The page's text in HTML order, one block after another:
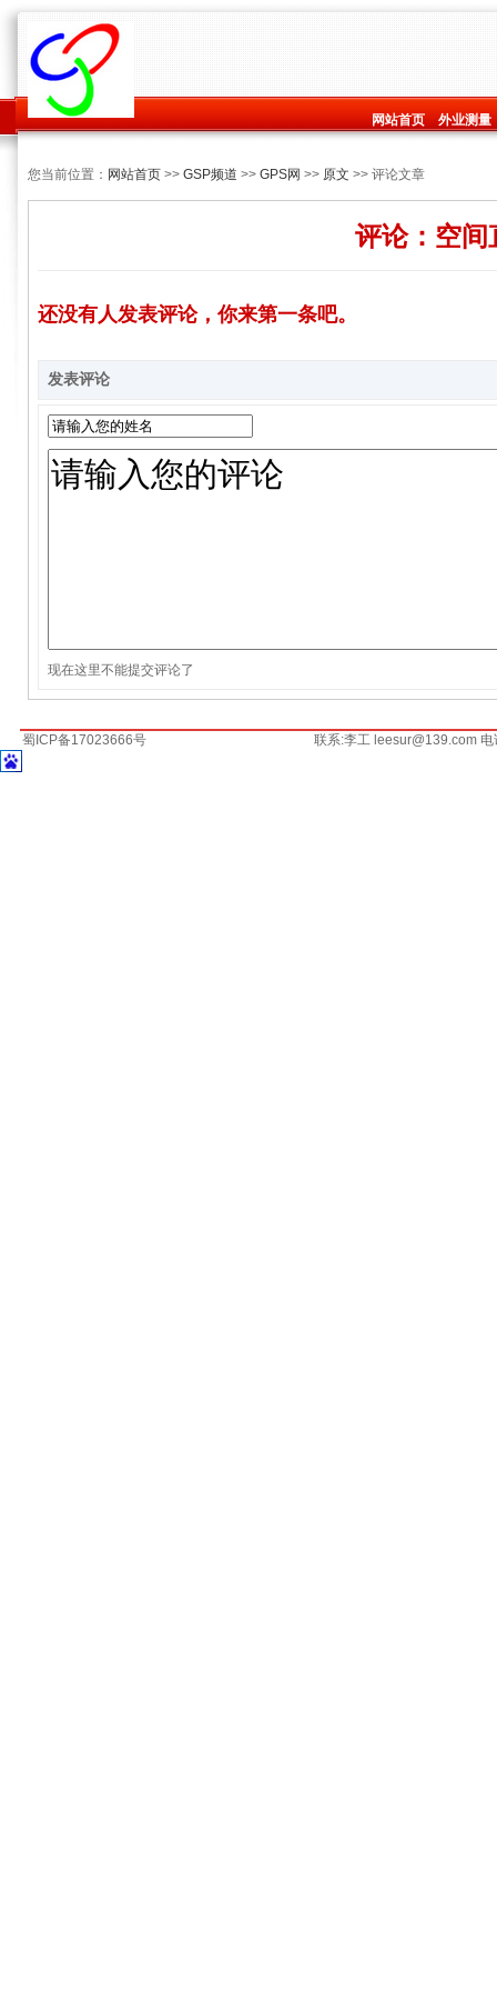
网站首页 外业测量
您当前位置： 网站首页 >> GSP频道 >> GPS网 >> 原文 >> 评论文章
评论：空间
还没有人发表评论，你来第一条吧。
发表评论
现在这里不能提交评论了
蜀ICP备17023666号 联系:李工 leesur@139.com